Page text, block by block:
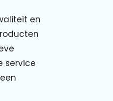
en
service